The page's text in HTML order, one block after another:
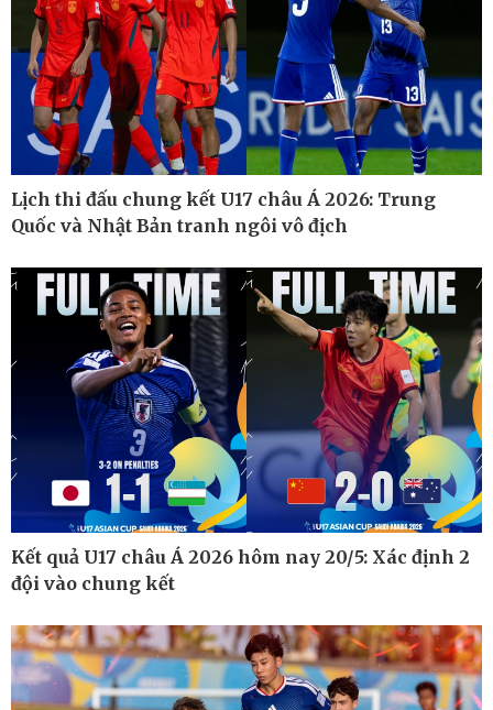
Kinh tế
Bất động sản
Khởi nghiệp
Thị trường
Giá vàng
Tiêu dùng
Tỷ giá
Chứng khoán
Giá cà phê
Pháp luật
Vụ án
Thể thao
Pickleball
Lịch thi đấu chung kết U17 châu Á 2026: Trung
Quốc và Nhật Bản tranh ngôi vô địch
Kết quả U17 châu Á 2026 hôm nay 20/5: Xác định 2
đội vào chung kết